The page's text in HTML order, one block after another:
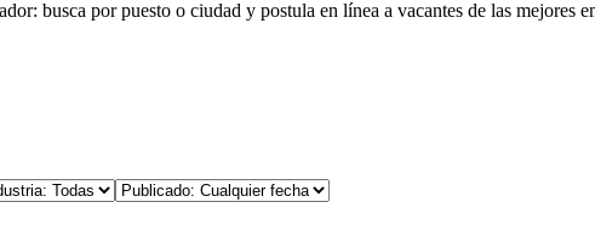
: busca por puesto o ciudad y postula en línea a vacantes de las mejores